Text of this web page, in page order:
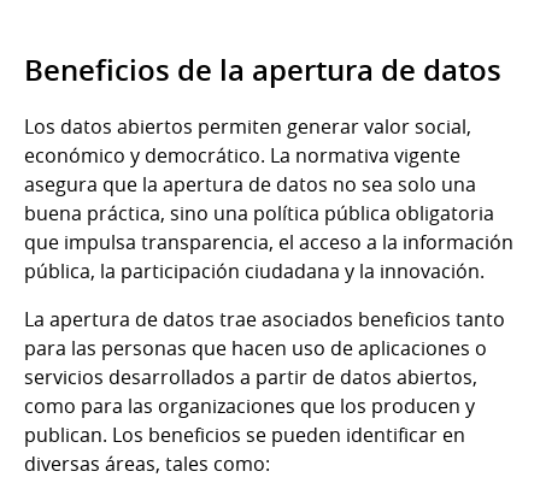
Beneficios de la apertura de datos
Los datos abiertos permiten generar valor social,
económico y democrático. La normativa vigente
asegura que la apertura de datos no sea solo una
buena práctica, sino una política pública obligatoria
que impulsa transparencia, el acceso a la información
pública, la participación ciudadana y la innovación.
La apertura de datos trae asociados beneficios tanto
para las personas que hacen uso de aplicaciones o
servicios desarrollados a partir de datos abiertos,
como para las organizaciones que los producen y
publican. Los beneficios se pueden identificar en
diversas áreas, tales como: